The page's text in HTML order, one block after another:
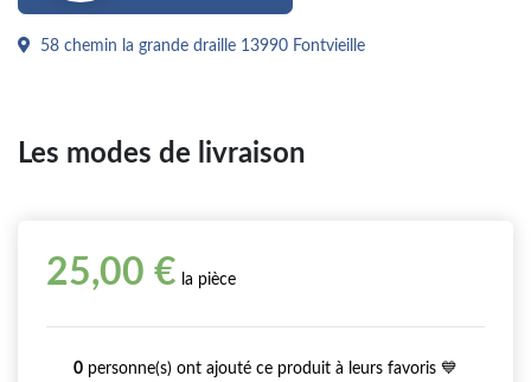
58 chemin la grande draille 13990 Fontvieille
Les modes de livraison
25,00 € la pièce
0 personne(s) ont ajouté ce produit à leurs favoris 💙